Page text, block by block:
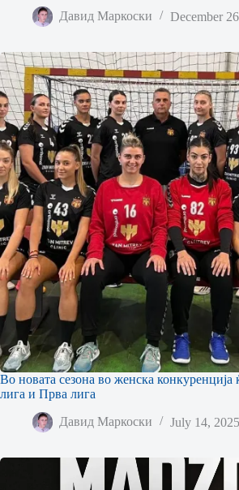
Давид Маркоски December
Во новата сезона во женска
лига и Прва лига
Давид Маркоски July 14, 2025